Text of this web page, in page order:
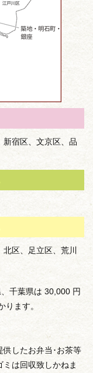
宿区、文京区、品
区、足立区、荒川
千葉県は 30,000 円
ります。
供したお弁当･お茶等
は回収致しかねま